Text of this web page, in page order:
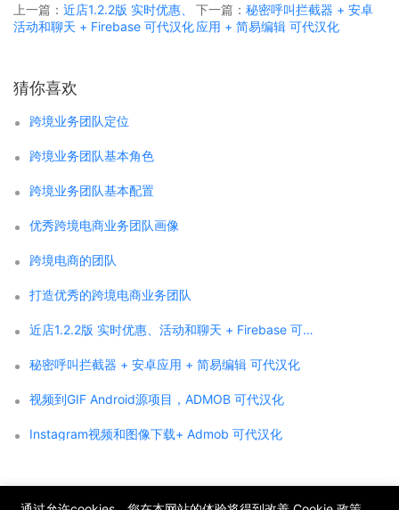
上一篇： 近店1.2.2版 实时优惠、
活动和聊天 + Firebase 可代汉化
下一篇： 秘密呼叫拦截器 + 安卓
应用 + 简易编辑 可代汉化
猜你喜欢
跨境业务团队定位
跨境业务团队基本角色
跨境业务团队基本配置
优秀跨境电商业务团队画像
跨境电商的团队
打造优秀的跨境电商业务团队
近店1.2.2版 实时优惠、活动和聊天 + Firebase 可代汉化
秘密呼叫拦截器 + 安卓应用 + 简易编辑 可代汉化
视频到GIF Android源项目，ADMOB 可代汉化
Instagram视频和图像下载+ Admob 可代汉化